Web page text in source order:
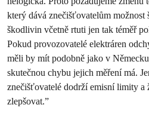
který dává znečišťovatelům možnost
škodlivin včetně rtuti jen tak téměř
Pokud provozovatelé elektráren
měli by mít podobně jako v
skutečnou chybu jejich měření má.
znečišťovatelé dodrží emisní limity a
zlepšovat.”